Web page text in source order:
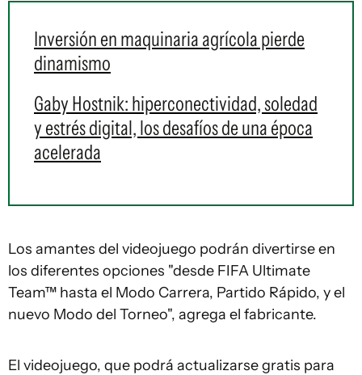
Inversión en maquinaria agrícola pierde
dinamismo
Gaby Hostnik: hiperconectividad, soledad
y estrés digital, los desafíos de una época
acelerada
Los amantes del videojuego podrán divertirse en
los diferentes opciones "desde FIFA Ultimate
Team™ hasta el Modo Carrera, Partido Rápido, y el
nuevo Modo del Torneo", agrega el fabricante.
El videojuego, que podrá actualizarse gratis para